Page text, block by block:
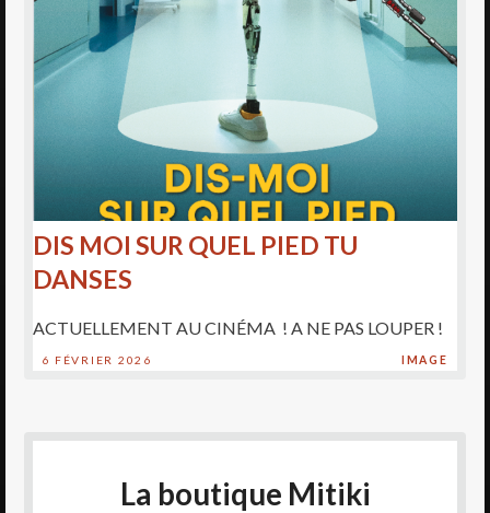
DIS MOI SUR QUEL PIED TU
DANSES
6 FÉVRIER 2026 IMAGE
ACTUELLEMENT AU CINÉMA ! A NE PAS LOUPER !
La boutique Mitiki